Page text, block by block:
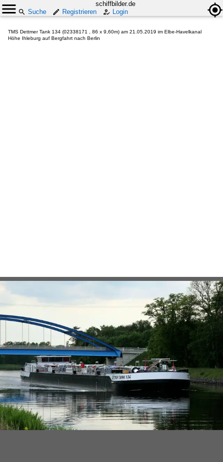
schiffbilder.de
Suche
Registrieren Login
TMS Dettmer Tank 134 (02338171 , 86 x 9,60m) am 21.05.2019 im Elbe-Havelkanal
Höhe Ihleburg auf Bergfahrt nach Berlin